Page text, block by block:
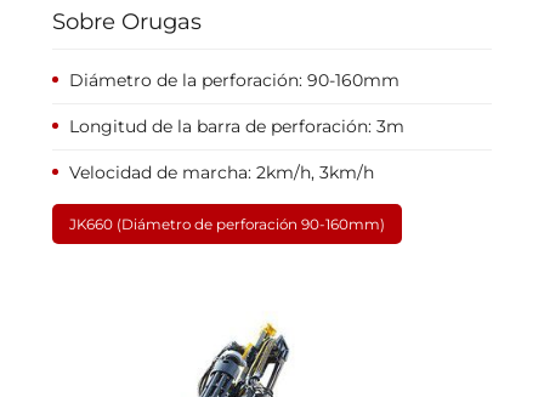
Sobre Orugas
Diámetro de la perforación: 90-160mm
Longitud de la barra de perforación: 3m
Velocidad de marcha: 2km/h, 3km/h
JK660 (Diámetro de perforación 90-160mm)